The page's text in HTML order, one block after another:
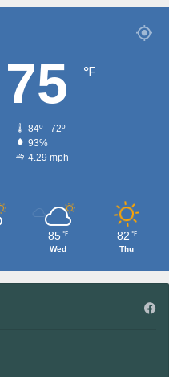
75 ℉
84º - 72º
93%
4.29 mph
85 ℉
Wed
82 ℉
Thu